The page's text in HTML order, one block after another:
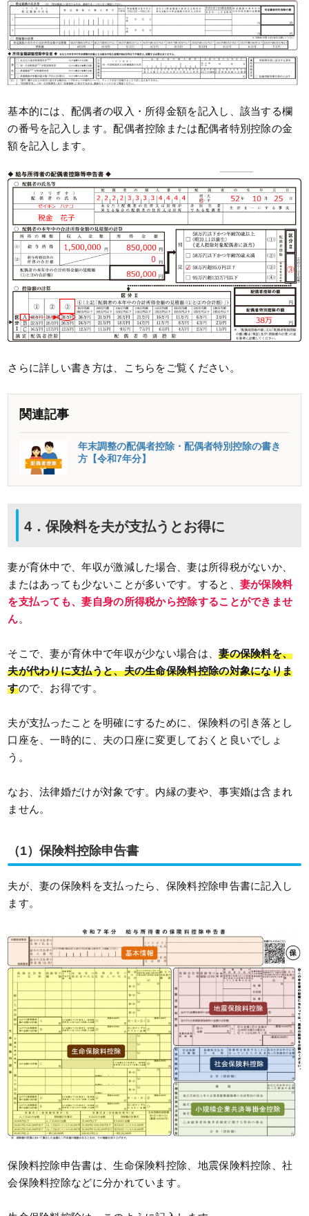
基本的には、配偶者の収入・所得金額を記入し、該当する欄
の番号を記入します。配偶者控除または配偶者特別控除の金
額を記入します。
さらに詳しい書き方は、こちらをご覧ください。
関連記事
年末調整の配偶者控除・配偶者特別控除の書き
方【令和7年分】
4．保険料を夫が支払うとお得に
妻が育休中で、年収が激減した場合、妻は所得税がないか、
またはあっても少ないことが多いです。すると、 妻が保険料
を支払っても、妻自身の所得税から控除することができませ
ん。
そこで、妻が育休中で年収が少ない場合は、妻の保険料を、
夫が代わりに支払うと、夫の生命保険料控除の対象になりま
すので、お得です。
夫が支払ったことを明確にするために、保険料の引き落とし
口座を、一時的に、夫の口座に変更しておくと良いでしょ
う。
なお、法律婚だけが対象です。内縁の妻や、事実婚は含まれ
ません。
（1）保険料控除申告書
夫が、妻の保険料を支払ったら、保険料控除申告書に記入し
ます。
保険料控除申告書は、生命保険料控除、地震保険料控除、社
会保険料控除などに分かれています。